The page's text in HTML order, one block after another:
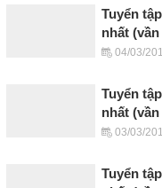
Tuyển
nhất (vần
04/03/
Tuyển
nhất (vần
03/03/
Tuyển